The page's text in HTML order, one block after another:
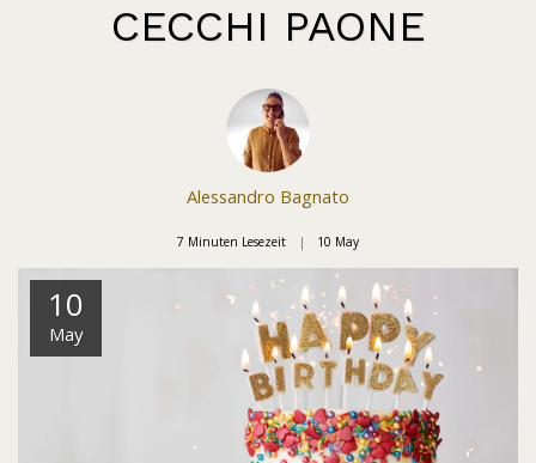
CECCHI PAONE
Alessandro Bagnato
7 Minuten Lesezeit 10 May
10
May